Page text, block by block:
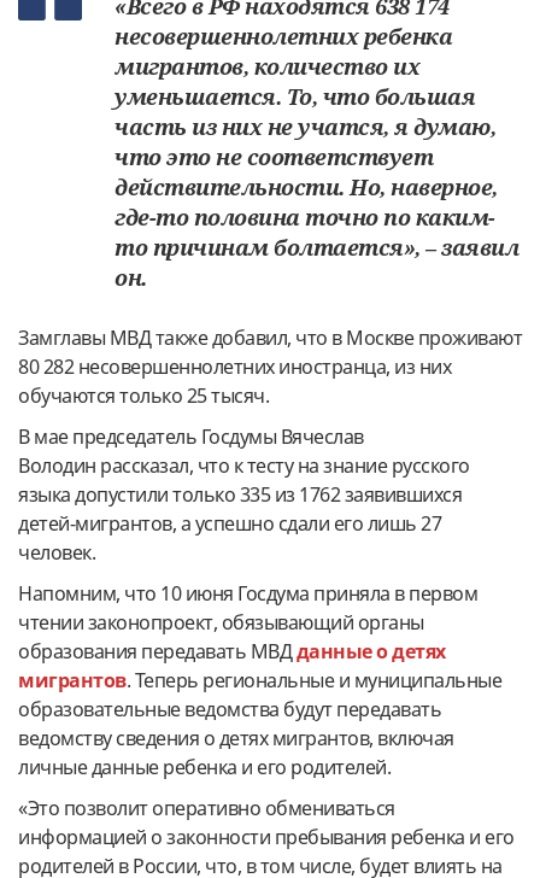
«Всего в РФ находятся 638 174
несовершеннолетних ребенка
мигрантов, количество их
уменьшается. То, что большая
часть из них не учатся, я думаю,
что это не соответствует
действительности. Но, наверное,
где-то половина точно по каким-
то причинам болтается», – заявил
он.
Замглавы МВД также добавил, что в Москве проживают
80 282 несовершеннолетних иностранца, из них
обучаются только 25 тысяч.
В мае председатель Госдумы Вячеслав
Володин рассказал, что к тесту на знание русского
языка допустили только 335 из 1762 заявившихся
детей-мигрантов, а успешно сдали его лишь 27
человек.
Напомним, что 10 июня Госдума приняла в первом
чтении законопроект, обязывающий органы
образования передавать МВДданные о детях
мигрантов. Теперь региональные и муниципальные
образовательные ведомства будут передавать
ведомству сведения о детях мигрантов, включая
личные данные ребенка и его родителей.
«Это позволит оперативно обмениваться
информацией о законности пребывания ребенка и его
родителей в России, что, в том числе, будет влиять на